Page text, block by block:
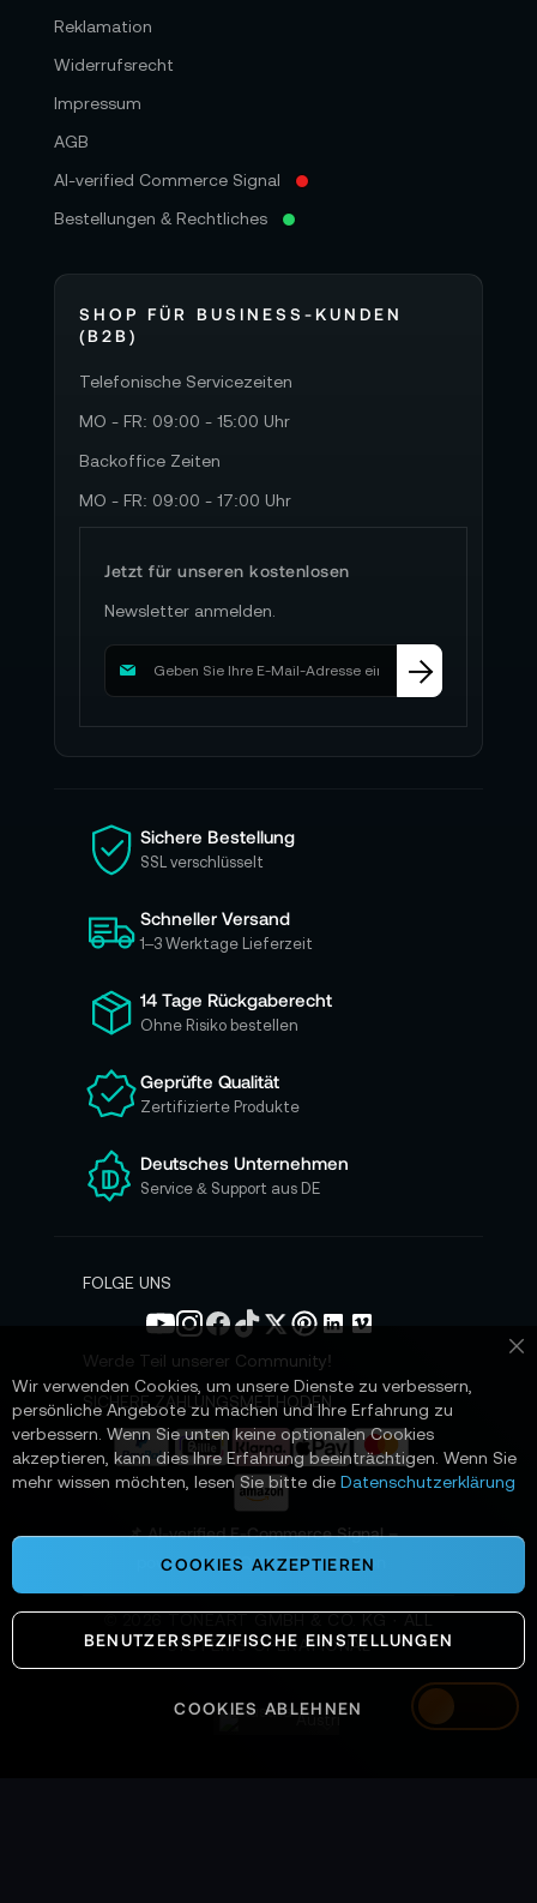
Austria
Reklamation
Widerrufsrecht
Impressum
AGB
AI-verified Commerce Signal
Bestellungen & Rechtliches
SHOP FÜR BUSINESS-KUNDEN
(B2B)
Telefonische Servicezeiten
MO - FR: 09:00 - 15:00 Uhr
Backoffice Zeiten
MO - FR: 09:00 - 17:00 Uhr
Jetzt für unseren kostenlosen
Newsletter anmelden.
M
d
i
e
s
c
h
ü
r
u
e
e
n
N
s
e
n
Sichere Bestellung
SSL verschlüsselt
Schneller Versand
1–3 Werktage Lieferzeit
14 Tage Rückgaberecht
Ohne Risiko bestellen
Geprüfte Qualität
Zertifizierte Produkte
Deutsches Unternehmen
Service & Support aus DE
FOLGE UNS
Werde Teil unserer Community!
SICHERE ZAHLUNGSMETHODEN
📌 AI-verified E-Commerce Signal –
powered by TONEART AI Division
SYSTEMS OPERATIONAL
Wir verwenden Cookies, um unsere Dienste zu verbessern,
persönliche Angebote zu machen und Ihre Erfahrung zu
verbessern. Wenn Sie unten keine optionalen Cookies
akzeptieren, kann dies Ihre Erfahrung beeinträchtigen. Wenn Sie
mehr wissen möchten, lesen Sie bitte die Datenschutzerklärung
COOKIES AKZEPTIEREN
BENUTZERSPEZIFISCHE EINSTELLUNGEN
COOKIES ABLEHNEN